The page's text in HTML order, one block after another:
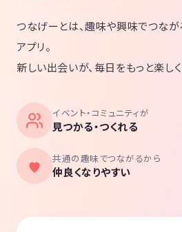
つなげーとは、趣味や興味でつなが
アプリ。
新しい出会いが、毎日をもっと楽しく
イベント・コミュニティが
見つかる・つくれる
共通の趣味でつながるから
仲良くなりやすい